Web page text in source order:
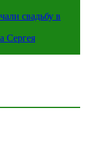
свадьбу в
Сергея